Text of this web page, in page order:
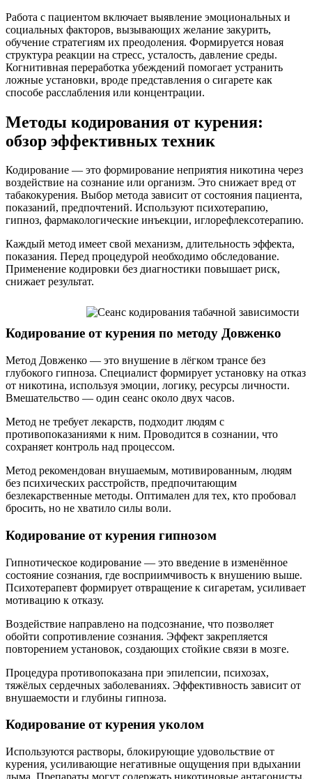
Работа с пациентом включает выявление эмоциональных и
социальных факторов, вызывающих желание закурить,
обучение стратегиям их преодоления. Формируется новая
структура реакции на стресс, усталость, давление среды.
Когнитивная переработка убеждений помогает устранить
ложные установки, вроде представления о сигарете как
способе расслабления или концентрации.
Методы кодирования от курения:
обзор эффективных техник
Кодирование — это формирование неприятия никотина через
воздействие на сознание или организм. Это снижает вред от
табакокурения. Выбор метода зависит от состояния пациента,
показаний, предпочтений. Используют психотерапию,
гипноз, фармакологические инъекции, иглорефлексотерапию.
Каждый метод имеет свой механизм, длительность эффекта,
показания. Перед процедурой необходимо обследование.
Применение кодировки без диагностики повышает риск,
снижает результат.
Кодирование от курения по методу Довженко
Метод Довженко — это внушение в лёгком трансе без
глубокого гипноза. Специалист формирует установку на отказ
от никотина, используя эмоции, логику, ресурсы личности.
Вмешательство — один сеанс около двух часов.
Метод не требует лекарств, подходит людям с
противопоказаниями к ним. Проводится в сознании, что
сохраняет контроль над процессом.
Метод рекомендован внушаемым, мотивированным, людям
без психических расстройств, предпочитающим
безлекарственные методы. Оптимален для тех, кто пробовал
бросить, но не хватило силы воли.
Кодирование от курения гипнозом
Гипнотическое кодирование — это введение в изменённое
состояние сознания, где восприимчивость к внушению выше.
Психотерапевт формирует отвращение к сигаретам, усиливает
мотивацию к отказу.
Воздействие направлено на подсознание, что позволяет
обойти сопротивление сознания. Эффект закрепляется
повторением установок, создающих стойкие связи в мозге.
Процедура противопоказана при эпилепсии, психозах,
тяжёлых сердечных заболеваниях. Эффективность зависит от
внушаемости и глубины гипноза.
Кодирование от курения уколом
Используются растворы, блокирующие удовольствие от
курения, усиливающие негативные ощущения при вдыхании
дыма. Препараты могут содержать никотиновые антагонисты,